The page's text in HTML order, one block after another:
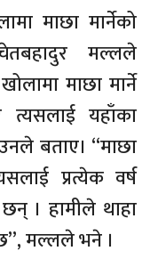
माछा मार्नेको
मल्लले
माछा मार्ने
त्यसलाई यहाँका
बताए। “माछा
प्रत्येक वर्ष
। हामीले थाहा
मल्लले भने ।